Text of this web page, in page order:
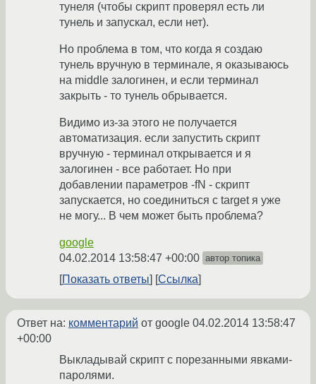
тунеля (чтобы скрипт проверял есть ли
тунель и запускал, если нет).
Но проблема в том, что когда я создаю
тунель вручную в терминале, я оказываюсь
на middle залогинен, и если терминал
закрыть - то тунель обрывается.
Видимо из-за этого не получается
автоматизация. если запустить скрипт
вручную - терминал открывается и я
залогинен - все работает. Но при
добавлении параметров -fN - скрипт
запускается, но соединиться с target я уже
не могу... В чем может быть проблема?
google
04.02.2014 13:58:47 +00:00 автор топика
Показать ответы Ссылка
Ответ на: комментарий от google 04.02.2014 13:58:47
+00:00
Выкладывай скрипт с порезанными явками-
паролями.